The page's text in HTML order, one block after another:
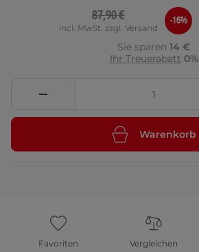
87,90 €
incl. MwSt. zzgl. Versand
-16%
Sie sparen 14 €
Ihr Treuerabatt 0%
Warenkorb
Favoriten Vergleichen